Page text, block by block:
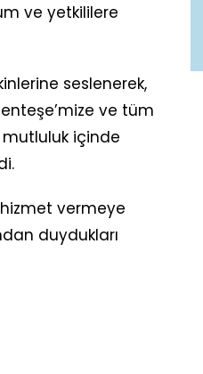
ve yetkililere
seslenerek,
ve tüm
mutluluk içinde
hizmet vermeye
duydukları